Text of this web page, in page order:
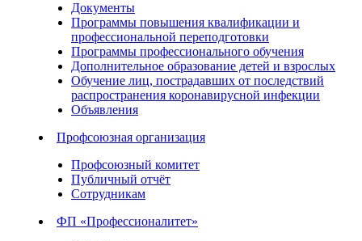
Документы
Программы повышения квалификации и
профессиональной переподготовки
Программы профессионального обучения
Дополнительное образование детей и взрослых
Обучение лиц, пострадавших от последствий
распространения коронавирусной инфекции
Объявления
Профсоюзная организация
Профсоюзный комитет
Публичный отчёт
Сотрудникам
ФП «Профессионалитет»